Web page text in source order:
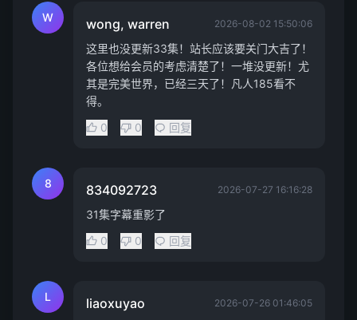
W wong, warren 2026-08-02 15:50:06
这里也没更新33集！站长应该要关门大吉了！
各位想给会员的考虑清楚了！一堆没更新！尤
其是完美世界，已经三天了！凡人185看不
得。
0
0 回复
8 834092723 2026-07-27 16:16:28
31集字幕重影了
0
0 回复
L liaoxuyao 2026-07-26 01:46:05